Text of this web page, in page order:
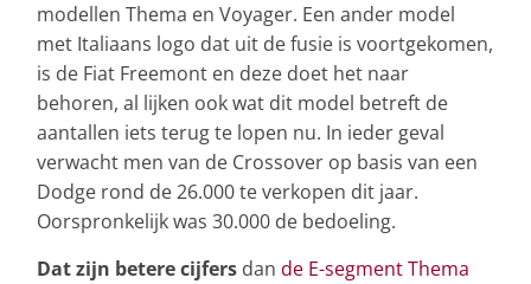
modellen Thema en Voyager. Een ander model
met Italiaans logo dat uit de fusie is voortgekomen,
is de Fiat Freemont en deze doet het naar
behoren, al lijken ook wat dit model betreft de
aantallen iets terug te lopen nu. In ieder geval
verwacht men van de Crossover op basis van een
Dodge rond de 26.000 te verkopen dit jaar.
Oorspronkelijk was 30.000 de bedoeling.
Dat zijn betere cijfers dan de E-segment Thema